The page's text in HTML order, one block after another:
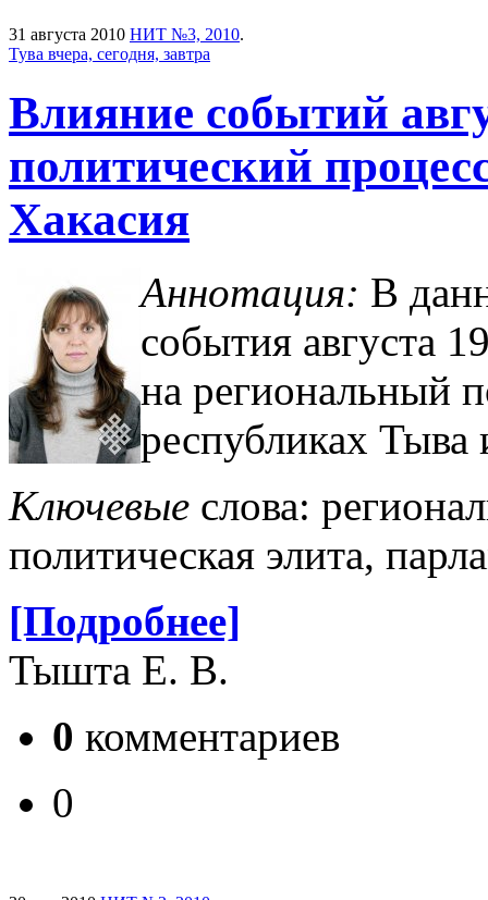
31 августа 2010 НИТ №3, 2010.
Тува вчера, сегодня, завтра
Влияние событий
политический
Хакасия
Аннотация: В
события августа
на региональный
республиках Тыва
Ключевые слова:
политическая элита,
[Подробнее]
Тышта Е. В.
0 комментариев
0